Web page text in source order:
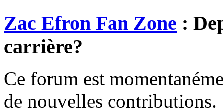
Zac Efron Fan Zone :
carrière?
Ce forum est
de nouvelles contributions.